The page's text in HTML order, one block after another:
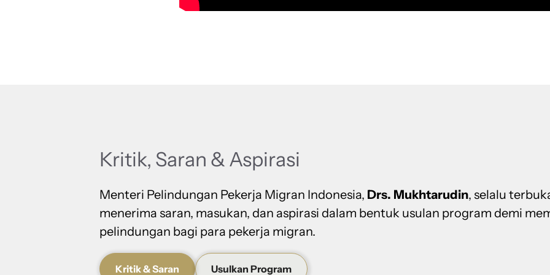
Kritik, Saran & Aspirasi
Menteri Pelindungan Pekerja Migran Indonesia, Drs. Mukhtarudin, selalu
menerima saran, masukan, dan aspirasi dalam bentuk usulan program demi
pelindungan bagi para pekerja migran.
Kritik & Saran Usulkan Program